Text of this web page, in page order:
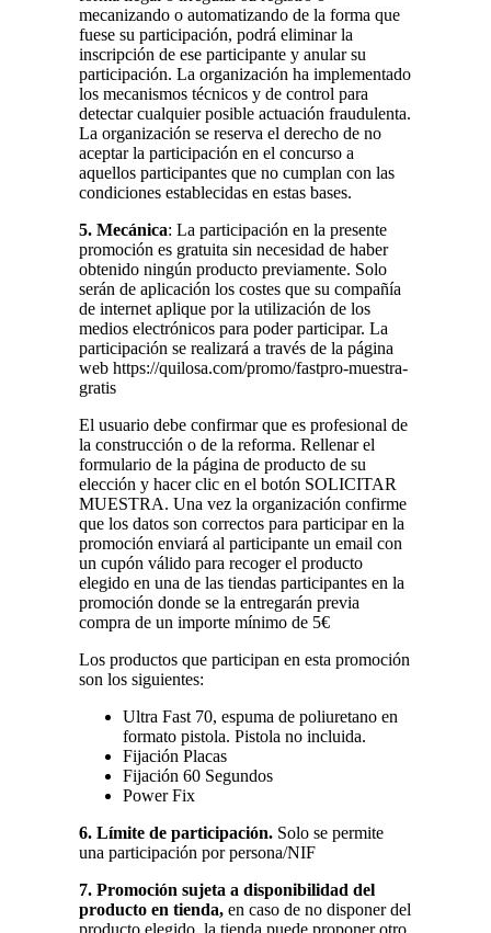
mecanizando o automatizando de la forma que
fuese su participación, podrá eliminar la
inscripción de ese participante y anular su
participación. La organización ha implementado
los mecanismos técnicos y de control para
detectar cualquier posible actuación fraudulenta.
La organización se reserva el derecho de no
aceptar la participación en el concurso a
aquellos participantes que no cumplan con las
condiciones establecidas en estas bases.
5. Mecánica: La participación en la presente
promoción es gratuita sin necesidad de haber
obtenido ningún producto previamente. Solo
serán de aplicación los costes que su compañía
de internet aplique por la utilización de los
medios electrónicos para poder participar. La
participación se realizará a través de la página
web https://quilosa.com/promo/fastpro-muestra-
gratis
El usuario debe confirmar que es profesional de
la construcción o de la reforma. Rellenar el
formulario de la página de producto de su
elección y hacer clic en el botón SOLICITAR
MUESTRA. Una vez la organización confirme
que los datos son correctos para participar en la
promoción enviará al participante un email con
un cupón válido para recoger el producto
elegido en una de las tiendas participantes en la
promoción donde se la entregarán previa
compra de un importe mínimo de 5€
Los productos que participan en esta promoción
son los siguientes:
Ultra Fast 70, espuma de poliuretano en
formato pistola. Pistola no incluida.
Fijación Placas
Fijación 60 Segundos
Power Fix
6. Límite de participación. Solo se permite
una participación por persona/NIF
7. Promoción sujeta a disponibilidad del
producto en tienda, en caso de no disponer del